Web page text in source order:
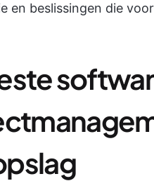
en beslissingen die